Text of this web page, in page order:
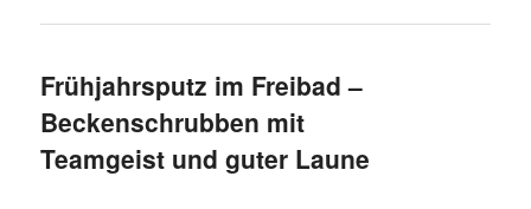
Frühjahrsputz im Freibad –
Beckenschrubben mit
Teamgeist und guter Laune